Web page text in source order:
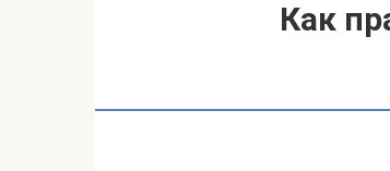
Как